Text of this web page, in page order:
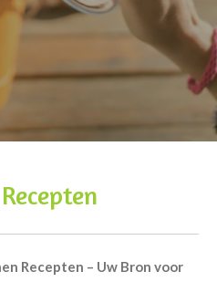
Recepten – Uw Bron voor